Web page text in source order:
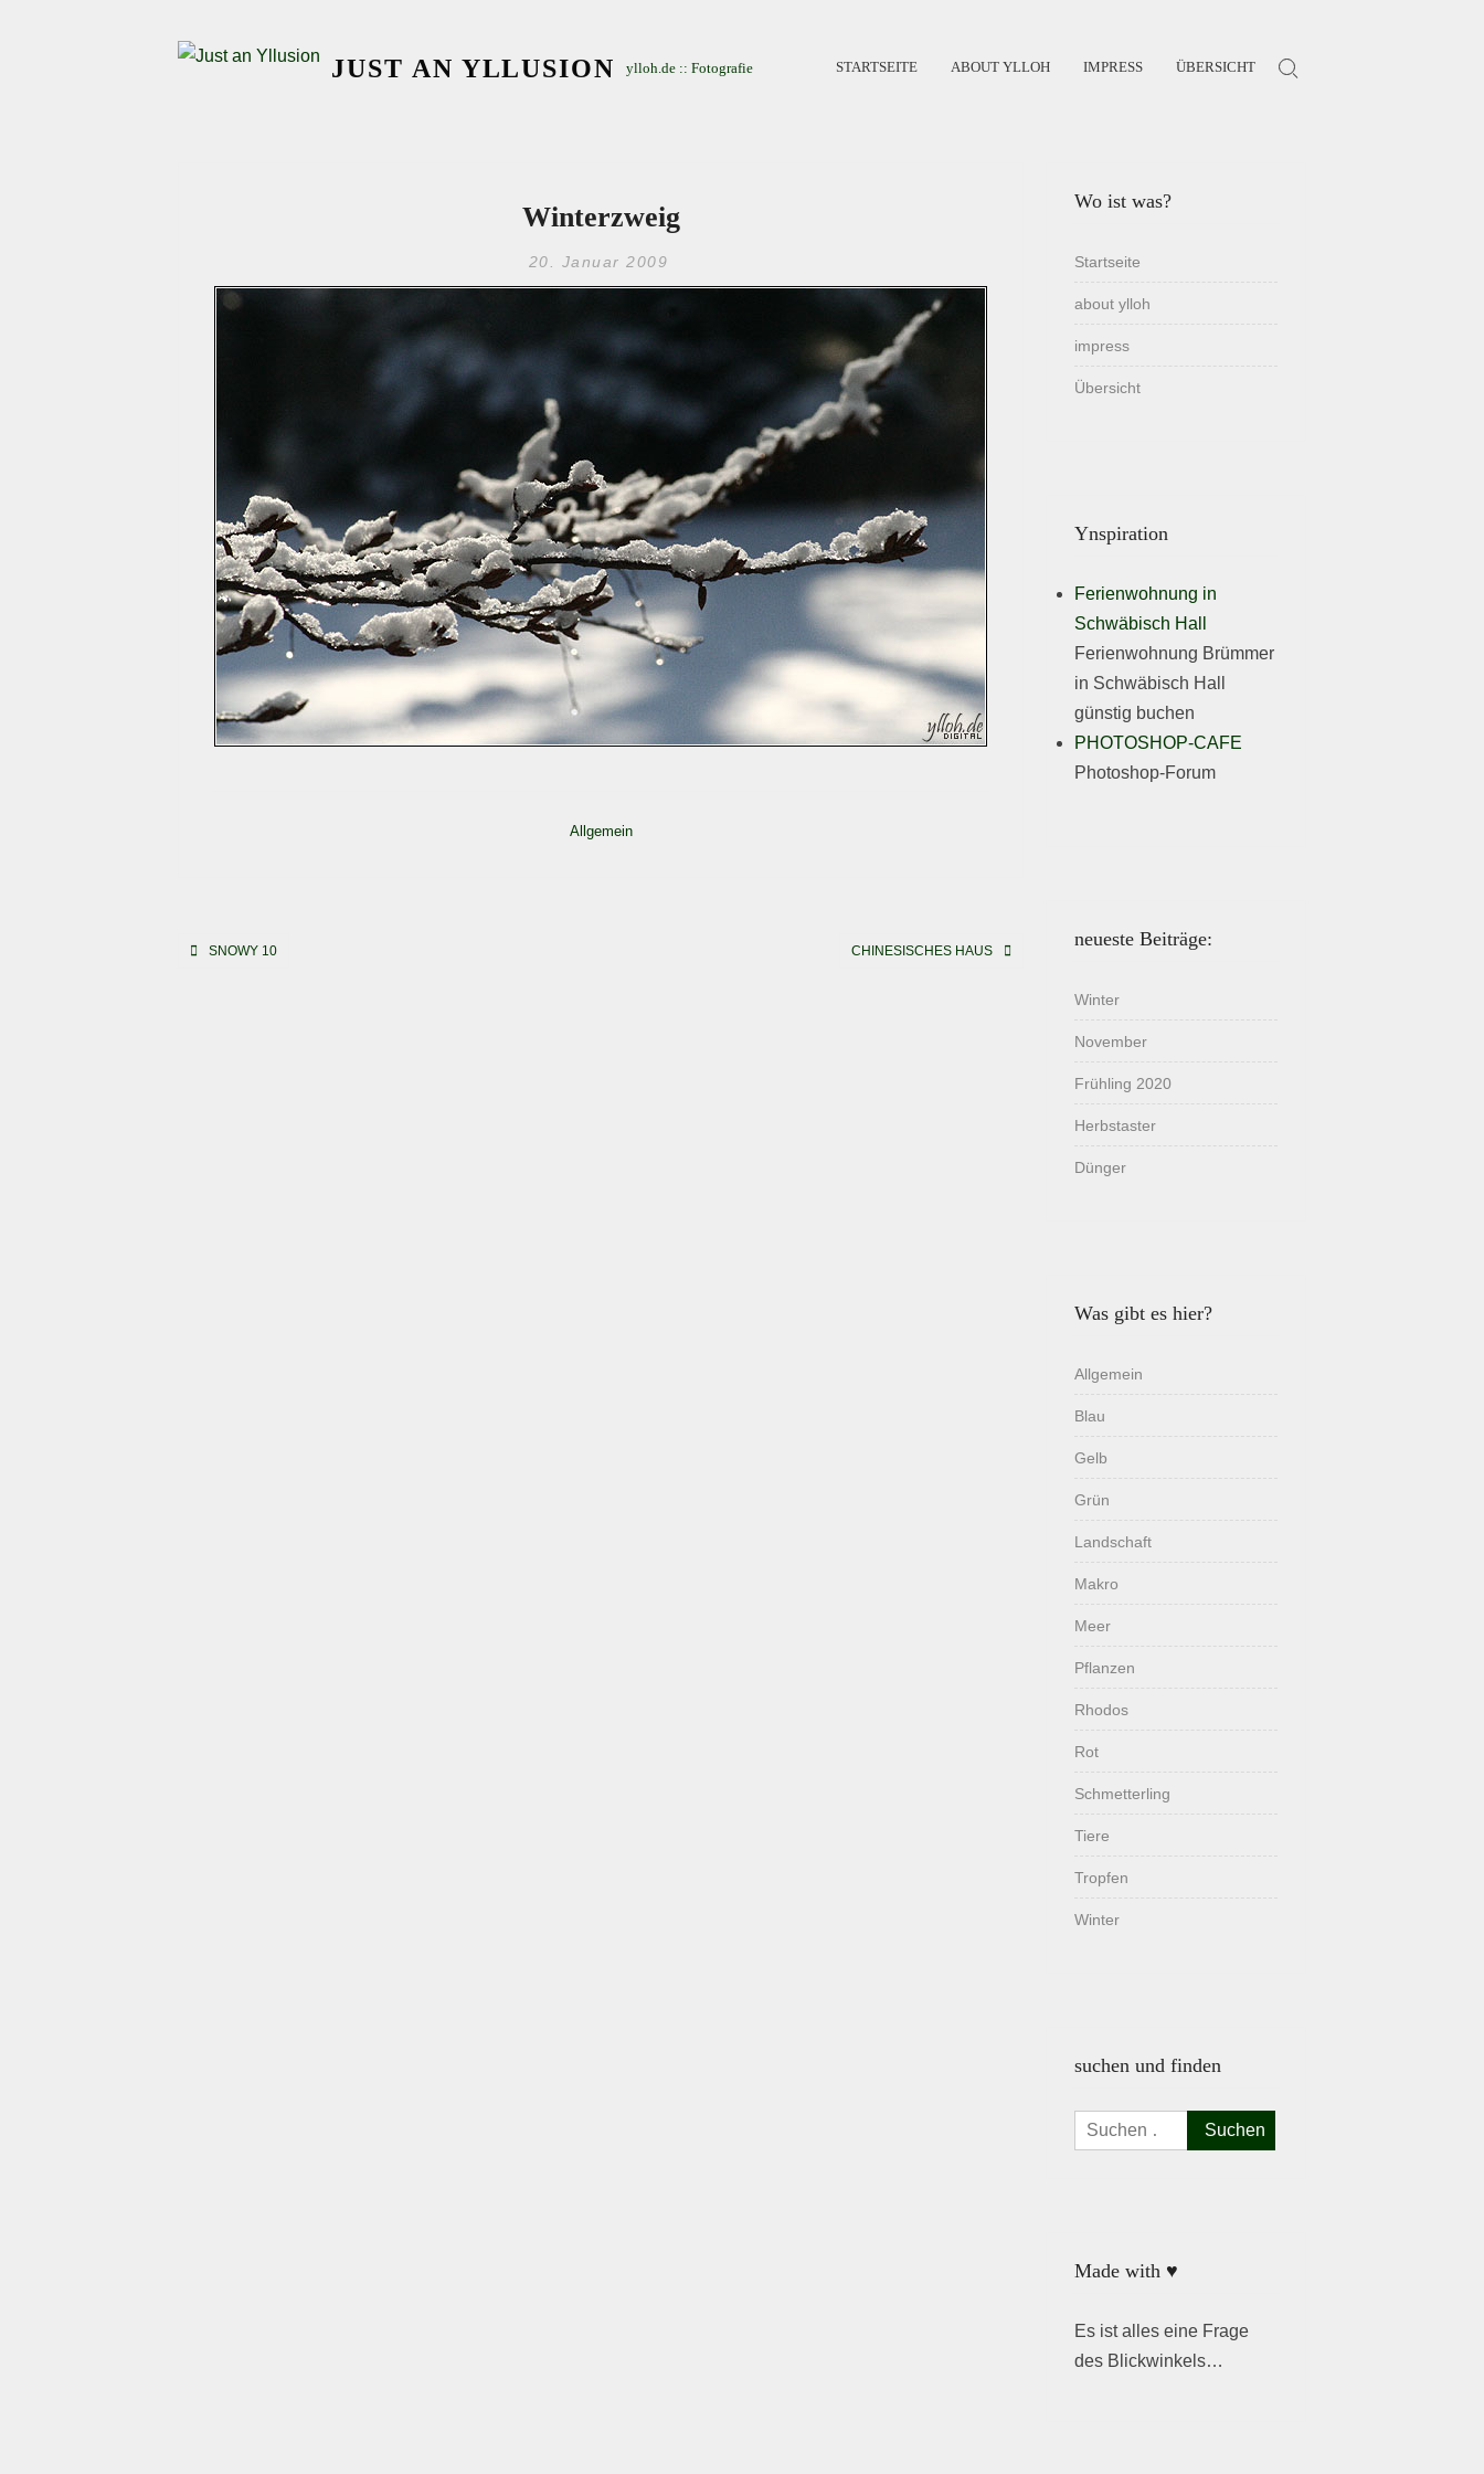
JUST AN YLLUSION ylloh.de :: Fotografie STARTSEITE ABOUT YLLOH IMPRESS ÜBERSICHT Search for:
Winterzweig
20. Januar 2009
Allgemein
Beitragsnavigation
SNOWY 10 CHINESISCHES HAUS
Wo ist was?
Startseite
about ylloh
impress
Übersicht
Ynspiration
Ferienwohnung in
Schwäbisch Hall
Ferienwohnung Brümmer
in Schwäbisch Hall
günstig buchen
PHOTOSHOP-CAFE
Photoshop-Forum
neueste Beiträge:
Winter
November
Frühling 2020
Herbstaster
Dünger
Was gibt es hier?
Allgemein
Blau
Gelb
Grün
Landschaft
Makro
Meer
Pflanzen
Rhodos
Rot
Schmetterling
Tiere
Tropfen
Winter
suchen und finden
Suchen
nach:
Made with ♥
Es ist alles eine Frage
des Blickwinkels…